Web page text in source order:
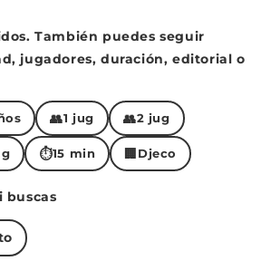
También puedes seguir
jugadores, duración, editorial o
👥1 jug 👥2 jug
⏱15 min 🏢 Djeco
buscas